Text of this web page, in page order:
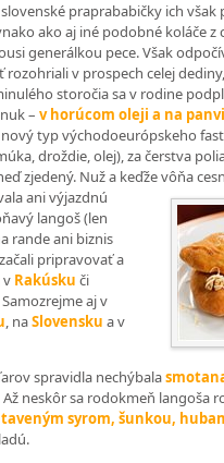
praprababičky ich však
ako aj iné podobné koláče z
generálkou pece. Však
rozohriali v prospech celej
storočia sa v rodine
–v horúcom oleji a na
typ východoeurópskeho
droždie, olej), za čerstva
zjedený. Nuž a keďže vôňa
ani výjazdnú
langoš (len
rande ani biznis
pripravovať a
v Rakúskuči
Samozrejme aj v
, naSlovensku a v
spravidla nechýbala
Až neskôr sa rodokmeň langoša
syrom, šunkou,